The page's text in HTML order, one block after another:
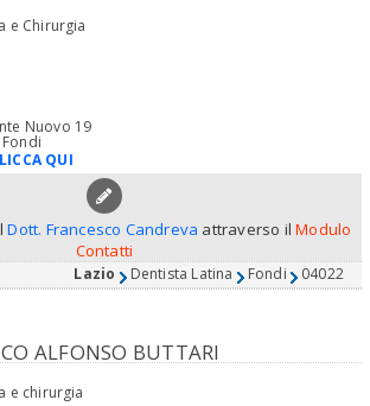
e Chirurgia
Nuovo 19
QUI
Dott. Francesco Candreva attraverso ilModulo
Contatti
Lazio Dentista Latina Fondi 04022
ALFONSO BUTTARI
e chirurgia